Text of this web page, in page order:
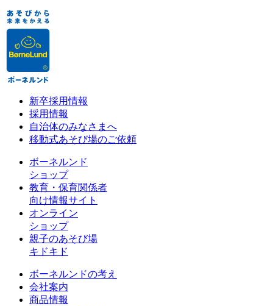
新卒採用情報
採用情報
自治体のみなさまへ
移動式あそび場のご依頼
ボーネルンド
ショップ
教育・保育関係者
向け情報サイト
オンライン
ショップ
親子のあそび場
キドキド
ボーネルンドの考え
会社案内
商品情報